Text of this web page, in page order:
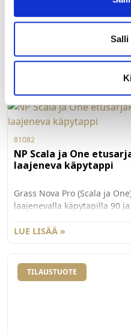
Salli
Grass Nova Pro Scala -
Käytetään yhdessä G81082
Myydään kappaleittain. 100
81082
NP Scala ja One
laajeneva käpytappi
Grass Nova Pro (Scala ja
laajenevalla käpytapilla 90
lisäkiinnitin G81085.
LUE LISÄÄ »
TILAUSTUOTE